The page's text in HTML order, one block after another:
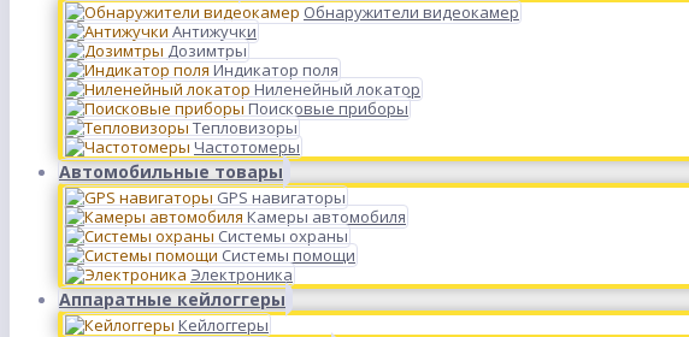
Обнаружители видеокамер
Антижучки
Дозимтры
Индикатор поля
Ниленейный локатор
Поисковые приборы
Тепловизоры
Частотомеры
Автомобильные товары
GPS навигаторы
Камеры автомобиля
Системы охраны
Системы помощи
Электроника
Аппаратные кейлоггеры
Кейлоггеры